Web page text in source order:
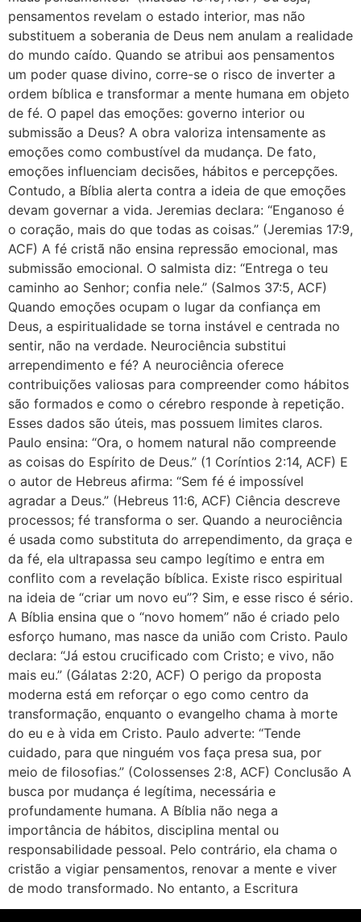
pensamentos revelam o estado interior, mas não
substituem a soberania de Deus nem anulam a realidade
do mundo caído. Quando se atribui aos pensamentos
um poder quase divino, corre-se o risco de inverter a
ordem bíblica e transformar a mente humana em objeto
de fé. O papel das emoções: governo interior ou
submissão a Deus? A obra valoriza intensamente as
emoções como combustível da mudança. De fato,
emoções influenciam decisões, hábitos e percepções.
Contudo, a Bíblia alerta contra a ideia de que emoções
devam governar a vida. Jeremias declara: “Enganoso é
o coração, mais do que todas as coisas.” (Jeremias 17:9,
ACF) A fé cristã não ensina repressão emocional, mas
submissão emocional. O salmista diz: “Entrega o teu
caminho ao Senhor; confia nele.” (Salmos 37:5, ACF)
Quando emoções ocupam o lugar da confiança em
Deus, a espiritualidade se torna instável e centrada no
sentir, não na verdade. Neurociência substitui
arrependimento e fé? A neurociência oferece
contribuições valiosas para compreender como hábitos
são formados e como o cérebro responde à repetição.
Esses dados são úteis, mas possuem limites claros.
Paulo ensina: “Ora, o homem natural não compreende
as coisas do Espírito de Deus.” (1 Coríntios 2:14, ACF) E
o autor de Hebreus afirma: “Sem fé é impossível
agradar a Deus.” (Hebreus 11:6, ACF) Ciência descreve
processos; fé transforma o ser. Quando a neurociência
é usada como substituta do arrependimento, da graça e
da fé, ela ultrapassa seu campo legítimo e entra em
conflito com a revelação bíblica. Existe risco espiritual
na ideia de “criar um novo eu”? Sim, e esse risco é sério.
A Bíblia ensina que o “novo homem” não é criado pelo
esforço humano, mas nasce da união com Cristo. Paulo
declara: “Já estou crucificado com Cristo; e vivo, não
mais eu.” (Gálatas 2:20, ACF) O perigo da proposta
moderna está em reforçar o ego como centro da
transformação, enquanto o evangelho chama à morte
do eu e à vida em Cristo. Paulo adverte: “Tende
cuidado, para que ninguém vos faça presa sua, por
meio de filosofias.” (Colossenses 2:8, ACF) Conclusão A
busca por mudança é legítima, necessária e
profundamente humana. A Bíblia não nega a
importância de hábitos, disciplina mental ou
responsabilidade pessoal. Pelo contrário, ela chama o
cristão a vigiar pensamentos, renovar a mente e viver
de modo transformado. No entanto, a Escritura